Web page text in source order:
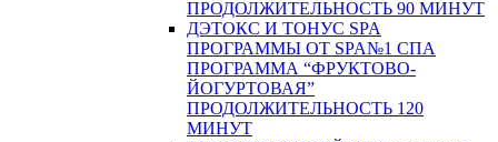
ПРОДОЛЖИТЕЛЬНОСТЬ 90 МИНУТ
ДЭТОКС И ТОНУС SPA
ПРОГРАММЫ ОТ SPA№1 СПА
ПРОГРАММА “ФРУКТОВО-
ЙОГУРТОВАЯ”
ПРОДОЛЖИТЕЛЬНОСТЬ 120
МИНУТ